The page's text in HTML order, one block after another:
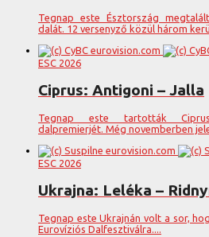
Tegnap este Észtország
dalát. 12 versenyző közül három
ESC 2026
Ciprus: Antigoni – Jalla
Tegnap este tartották Ciprus
dalpremierjét. Még novemberben
ESC 2026
Ukrajna: Leléka –
Tegnap este Ukrajnán volt a sor,
Eurovíziós Dalfesztiválra....